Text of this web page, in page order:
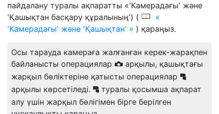
пайдалану туралы ақпаратты «'Камерадағы' және
'Қашықтан басқару құралының') ( 0
'Камерадағы' және 'Қашықтан' ) қараңыз.
Осы тарауда камераға жалғанған керек-жарақпен
байланысты операциялар C арқылы, қашықтағы
жарқыл бөліктеріне қатысты операциялар f
арқылы көрсетіледі. f туралы қосымша ақпарат
алу үшін жарқыл бөлігімен бірге берілген